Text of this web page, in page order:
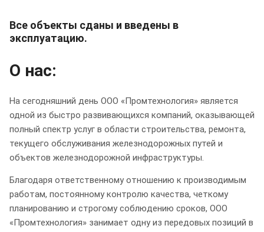
Все объекты сданы и введены в
эксплуатацию.
О нас:
На сегодняшний день ООО «Промтехнология» является
одной из быстро развивающихся компаний, оказывающей
полный спектр услуг в области строительства, ремонта,
текущего обслуживания железнодорожных путей и
объектов железнодорожной инфраструктуры.
Благодаря ответственному отношению к производимым
работам, постоянному контролю качества, четкому
планированию и строгому соблюдению сроков, ООО
«Промтехнология» занимает одну из передовых позиций в